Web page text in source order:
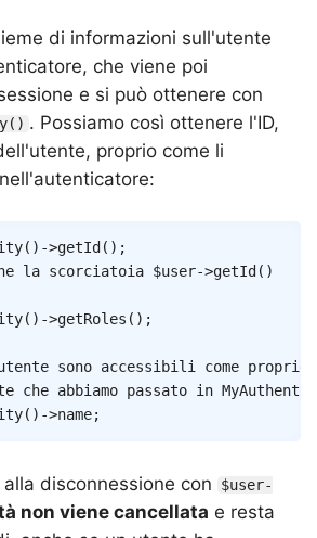
di informazioni sull'utente
che viene poi
e si può ottenere con
. Possiamo così ottenere l'ID,
proprio come li
( ) ->getId ( ) ;
la scorciatoia $user->getId()
( ) ->getRoles ( ) ;
sono accessibili come
che abbiamo passato in
( ) ->name;
disconnessione con
$user-
non viene cancellata e resta